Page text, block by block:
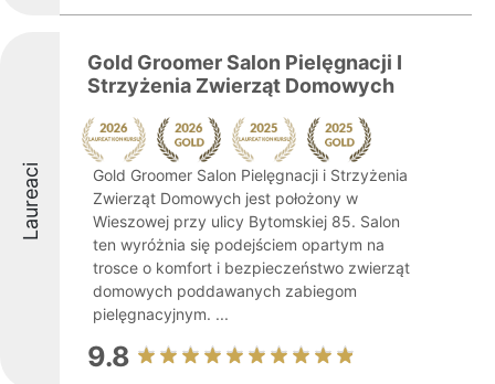
Laureaci
Gold Groomer Salon Pielęgnacji I
Strzyżenia Zwierząt Domowych
Gold Groomer Salon Pielęgnacji i Strzyżenia
Zwierząt Domowych jest położony w
Wieszowej przy ulicy Bytomskiej 85. Salon
ten wyróżnia się podejściem opartym na
trosce o komfort i bezpieczeństwo zwierząt
domowych poddawanych zabiegom
pielęgnacyjnym. ...
9.8